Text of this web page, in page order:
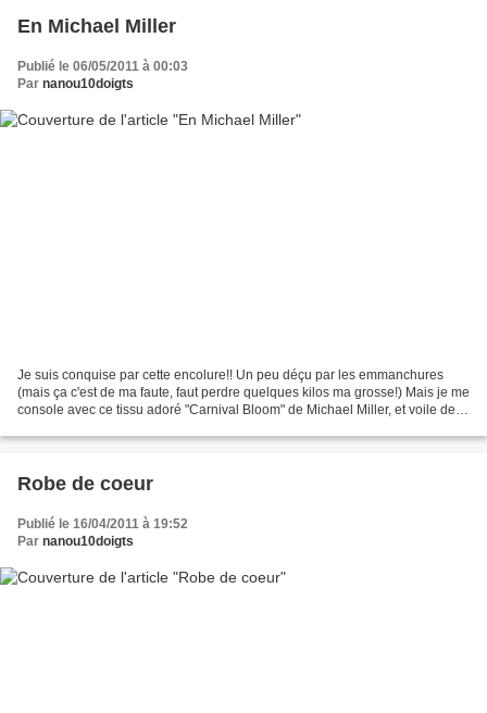
En Michael Miller
Publié le 06/05/2011 à 00:03
Par nanou10doigts
Je suis conquise par cette encolure!! Un peu déçu par les emmanchures
(mais ça c'est de ma faute, faut perdre quelques kilos ma grosse!) Mais je me
console avec ce tissu adoré "Carnival Bloom" de Michael Miller, et voile de
Robe de coeur
Publié le 16/04/2011 à 19:52
Par nanou10doigts